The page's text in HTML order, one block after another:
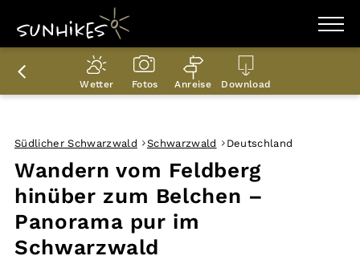
WANDERZIELE
WANDERUNGEN
ENTDECKEN
PLANER
Wetter Fotos Anreise Download
Wandern vom Feldberg
hinüber zum Belchen –
Panorama pur im
Schwarzwald
Südlicher Schwarzwald Schwarzwald Deutschland